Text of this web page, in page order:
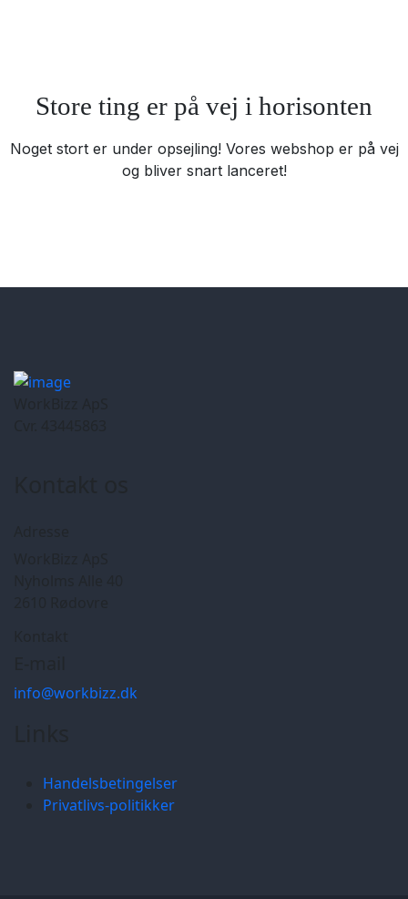
Store ting er på vej i horisonten
Noget stort er under opsejling! Vores webshop er på vej
og bliver snart lanceret!
info@workbizz.dk
Handelsbetingelser
Privatlivs-politikker